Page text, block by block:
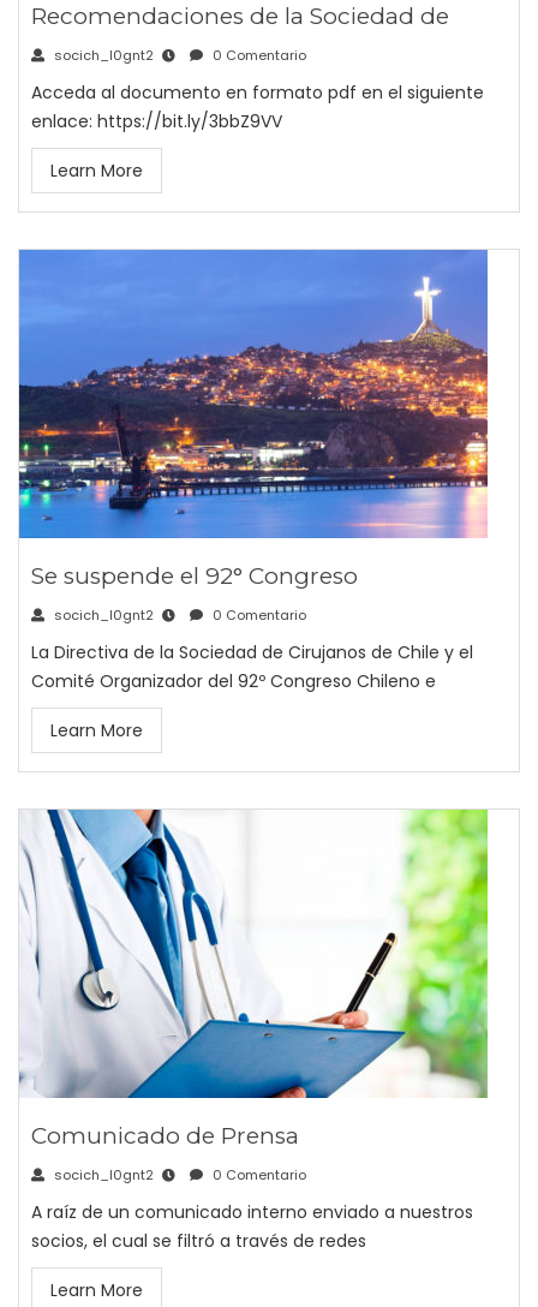
Recomendaciones de la Sociedad de
socich_l0gnt2 0 Comentario
Acceda al documento en formato pdf en el siguiente
enlace: https://bit.ly/3bbZ9VV
Learn More
Se suspende el 92° Congreso
socich_l0gnt2 0 Comentario
La Directiva de la Sociedad de Cirujanos de Chile y el
Comité Organizador del 92º Congreso Chileno e
Learn More
Comunicado de Prensa
socich_l0gnt2 0 Comentario
A raíz de un comunicado interno enviado a nuestros
socios, el cual se filtró a través de redes
Learn More